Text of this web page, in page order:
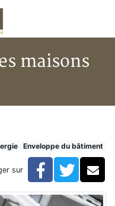
maisons
Isobloc usiné
maisons
Enveloppe du bâtiment
sur Facebook